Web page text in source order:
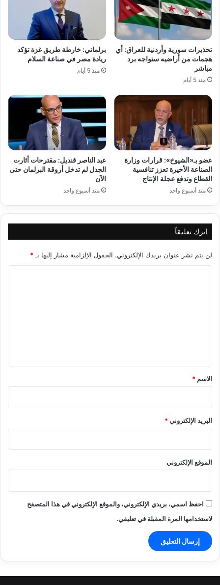
تحذيرات سورية وأردنية للعراق: أي
هجمات من أراضيه ستواجه برد
مباشر
منذ 5 أيام
برلماني: خارطة طريق غزة تؤكد
ريادة مصر في صناعة السلام
منذ 5 أيام
عضو بـ«الشيوخ»: قرارات وزارة
الصناعة الأخيرة تعزز تنافسية
القطاع وتدفع عجلة الإنتاج
منذ أسبوع واحد
عبد الناصر قنديل: مقترحات أثارت
الجدل لم تدخل أروقة البرلمان حتى
الآن
منذ أسبوع واحد
اترك تعليقاً
لن يتم نشر عنوان بريدك الإلكتروني. الحقول الإلزامية مشار إليها بـ *
*
الاسم *
البريد الإلكتروني*
الموقع الإلكتروني
احفظ اسمي، بريدي الإلكتروني، والموقع الإلكتروني في هذا المتصفح
لاستخدامها المرة المقبلة في تعليقي.